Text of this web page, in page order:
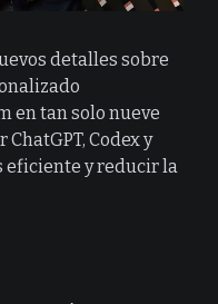
detalles sobre
en tan solo nueve
Codex y
eficiente y reducir la